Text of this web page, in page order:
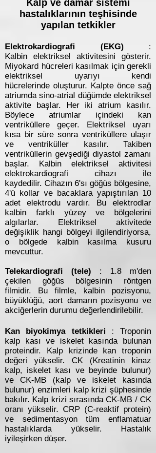
Kalp ve damar sistemi
hastalıklarının teşhisinde
yapılan tetkikler
Elektrokardiografi (EKG) :
Kalbin elektriksel aktivitesini gösterir.
Miyokard hücreleri kasılmak için gerekli
elektriksel uyarıyı kendi
hücrelerinde oluşturur. Kalpte önce sağ
atriumda sino-atrial düğümde elektriksel
aktivite başlar. Her iki atrium kasılır.
Böylece atriumlar içindeki kan
ventriküllere geçer. Elektriksel uyarı
kısa bir süre sonra ventriküllere ulaşır
ve ventriküller kasılır. Takiben
ventriküllerin gevşediği diyastol zamanı
başlar. Kalbin elektriksel aktivitesi
elektrokardiografi cihazı ile
kaydedilir. Cihazın 6'sı göğüs bölgesine,
4'ü kollar ve bacaklara yapıştırılan 10
adet elektrodu vardır. Bu elektrodlar
kalbin farklı yüzey ve bölgelerini
algılarlar. Elektriksel aktivitede
değişiklik hangi bölgeyi ilgilendiriyorsa,
o bölgede kalbin kasılma kusuru
mevcuttur.
Telekardiografi (tele) : 1.8 m'den
çekilen göğüs bölgesinin röntgen
filmidir. Bu filmle, kalbin pozisyonu,
büyüklüğü, aort damarın pozisyonu ve
akciğerlerin durumu değerlendirilebilir.
Kan biyokimya tetkikleri : Troponin
kalp kası ve iskelet kasında bulunan
proteindir. Kalp krizinde kan troponin
değeri yükselir. CK (Kreatinin kinaz
kalp, iskelet kası ve beyinde bulunur)
ve CK-MB (kalp ve iskelet kasında
bulunur) enzimleri kalp krizi şüphesinde
bakılır. Kalp krizi sırasında CK-MB / CK
oranı yükselir. CRP (C-reaktif protein)
ve sedimentasyon tüm enflamatuar
hastalıklarda yükselir. Hastalık
iyileşirken düşer.